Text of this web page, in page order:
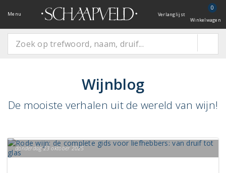
Menu Verlanglijst
0
Winkelwagen
Wijnblog
De mooiste verhalen uit de wereld van wijn!
donderdag 23 oktober 2025